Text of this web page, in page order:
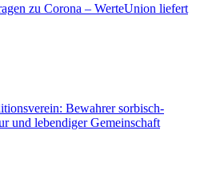
zu Corona – WerteUnion liefert
Bewahrer sorbisch-
und lebendiger Gemeinschaft